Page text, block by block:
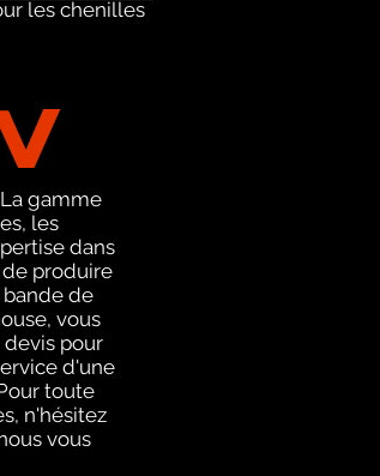
les chenilles
gamme
les
dans
produire
de
vous
pour
d'une
toute
n'hésitez
vous